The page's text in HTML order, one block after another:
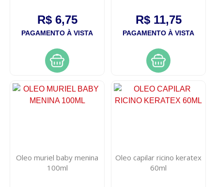
R$ 6,75
PAGAMENTO À VISTA
R$ 11,75
PAGAMENTO À VISTA
Oleo muriel baby menina
100ml
Oleo capilar ricino keratex
60ml